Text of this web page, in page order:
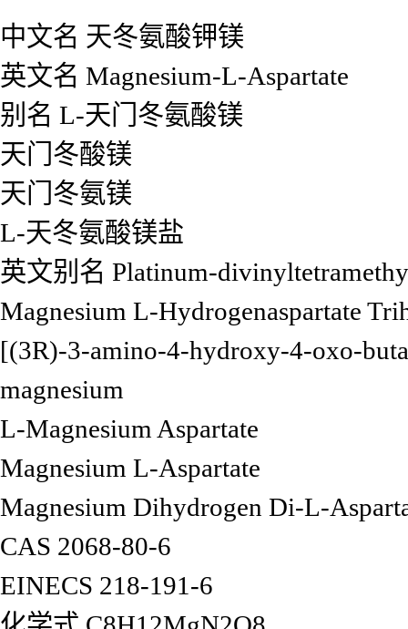
中文名 天冬氨酸钾镁
英文名 Magnesium-L-Aspartate
别名 L-天门冬氨酸镁
天门冬酸镁
天门冬氨镁
L-天冬氨酸镁盐
英文别名 Platinum-
Magnesium L-Hydrogenaspartate
[(3R)-3-amino-4-hydroxy-4-oxo-
magnesium
L-Magnesium Aspartate
Magnesium L-Aspartate
Magnesium Dihydrogen Di-L-
CAS 2068-80-6
EINECS 218-191-6